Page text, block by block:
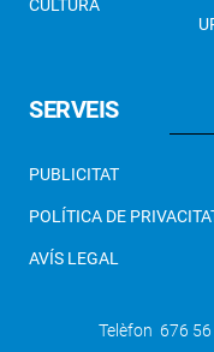
CULTURA
SERVEIS
PUBLICITAT
POLÍTICA DE
AVÍS LEGAL
Telèfon 676